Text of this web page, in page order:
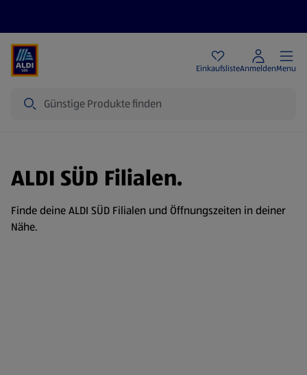
EinkaufslisteAnmeldenMenu
ALDI SÜD Filialen.
Finde deine ALDI SÜD Filialen und Öffnungszeiten in deiner
Nähe.